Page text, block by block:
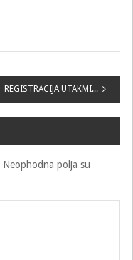
REGISTRACIJA UTAKMICA II. KOLA „No1 LIGE MLADIH KKS SBK KSB“
Neophodna polja su